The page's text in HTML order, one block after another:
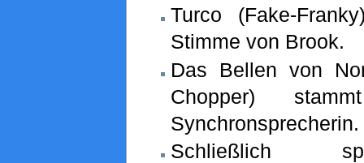
Turco (Fake-
Stimme von Brook.
Das Bellen von
Chopper)
Synchronsprecherin.
Schließlich